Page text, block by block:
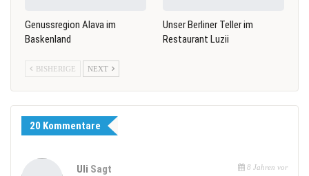
Genussregion Alava im
Baskenland
Unser Berliner Teller im
Restaurant Luzii
BISHERIGE NEXT
20 Kommentare
Uli Sagt 8 Jahren vor